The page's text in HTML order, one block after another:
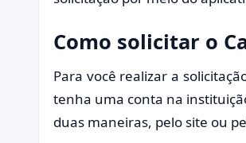
Como solicitar o
Para você realizar a
tenha uma conta na
duas maneiras, pelo site ou